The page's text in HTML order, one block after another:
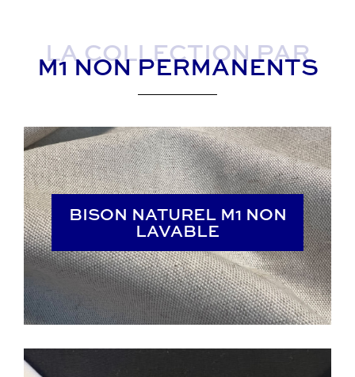
M1 NON PERMANENTS
LA COLLECTION PAR
BISON NATUREL M1 NON
LAVABLE
BISON NATUREL M1 NON
LAVABLE